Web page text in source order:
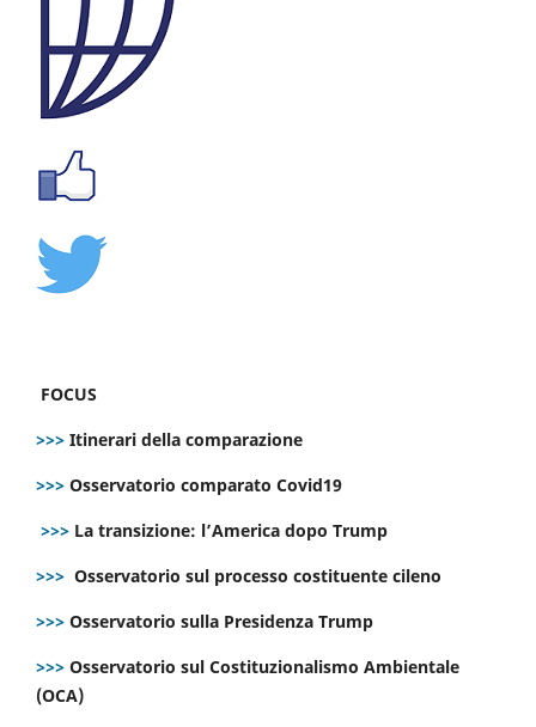
FOCUS
>>> Itinerari della comparazione
>>> Osservatorio comparato Covid19
>>> La transizione: l’America dopo Trump
>>> Osservatorio sul processo costituente cileno
>>> Osservatorio sulla Presidenza Trump
>>> Osservatorio sul Costituzionalismo Ambientale
(OCA)